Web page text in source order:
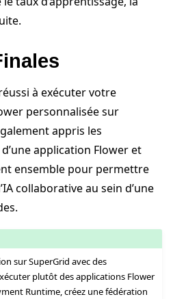
à exécuter votre
personnalisée sur
appris les
application Flower et
ensemble pour permettre
collaborative au sein d’une
sur SuperGrid avec des
plutôt des applications Flower
Runtime, créez une fédération